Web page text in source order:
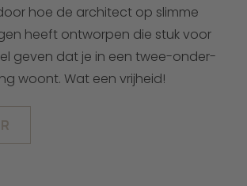
hoe de architect op slimme
heeft ontworpen die stuk voor
geven dat je in een twee-onder-
woont. Wat een vrijheid!